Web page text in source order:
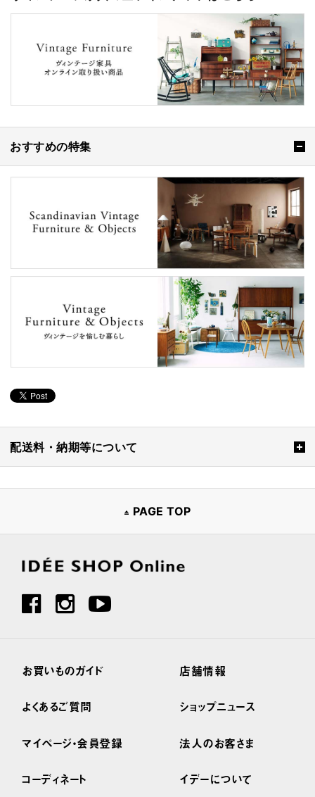
おすすめの特集
配送料・納期等について
PAGE TOP
お買いものガイド
よくあるご質問
マイページ・会員登録
コーディネート
店舗情報
ショップニュース
法人のお客さま
イデーについて